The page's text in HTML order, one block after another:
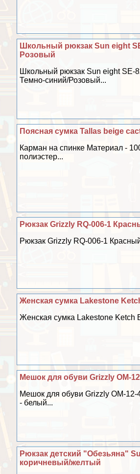
Школьный рюкзак Sun eight
Розовый
Школьный рюкзак Sun eight SE-
Темно-синий/Розовый...
Поясная сумка Tallas beige
Карман на спинке Материал -
полиэстер...
Рюкзак Grizzly RQ-006-1
Рюкзак Grizzly RQ-006-1
Женская сумка Lakestone
Женская сумка Lakestone Ketch
Мешок для обуви Grizzly OM-
Мешок для обуви Grizzly OM-12-
- белый...
Рюкзак детский "Обезьяна"
коричневый/желтый